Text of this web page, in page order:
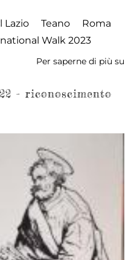
Lazio
Teano
Roma
Walk 2023
Per saperne di più su
- riconoscimento